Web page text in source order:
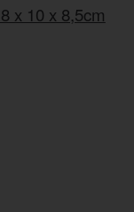
x 10 x 8,5cm